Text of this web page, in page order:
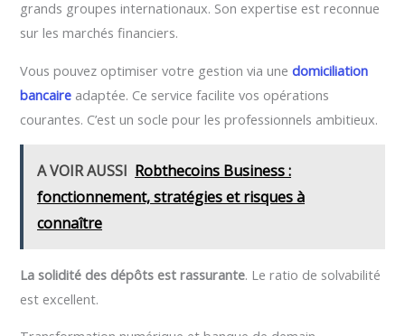
grands groupes internationaux. Son expertise est reconnue
sur les marchés financiers.
Vous pouvez optimiser votre gestion via unedomiciliation
bancaire adaptée. Ce service facilite vos opérations
courantes. C’est un socle pour les professionnels ambitieux.
A VOIR AUSSI Robthecoins Business :
fonctionnement, stratégies et risques à
connaître
La solidité des dépôts est rassurante. Le ratio de solvabilité
est excellent.